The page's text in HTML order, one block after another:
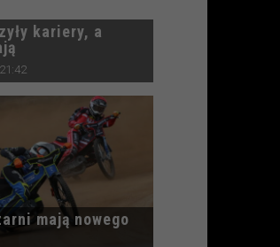
kariery, a
mają nowego